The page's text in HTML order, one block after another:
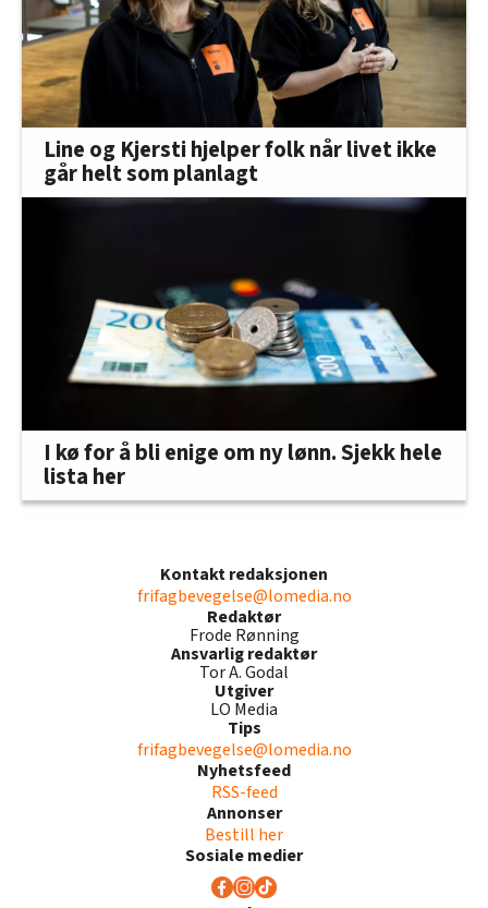
Line og Kjersti hjelper folk når livet ikke
går helt som planlagt
I kø for å bli enige om ny lønn. Sjekk hele
lista her
Kontakt redaksjonen
frifagbevegelse@lomedia.no
Redaktør
Frode Rønning
Ansvarlig redaktør
Tor A. Godal
Utgiver
LO Media
Tips
frifagbevegelse@lomedia.no
Nyhetsfeed
RSS-feed
Annonser
Bestill her
Sosiale medier